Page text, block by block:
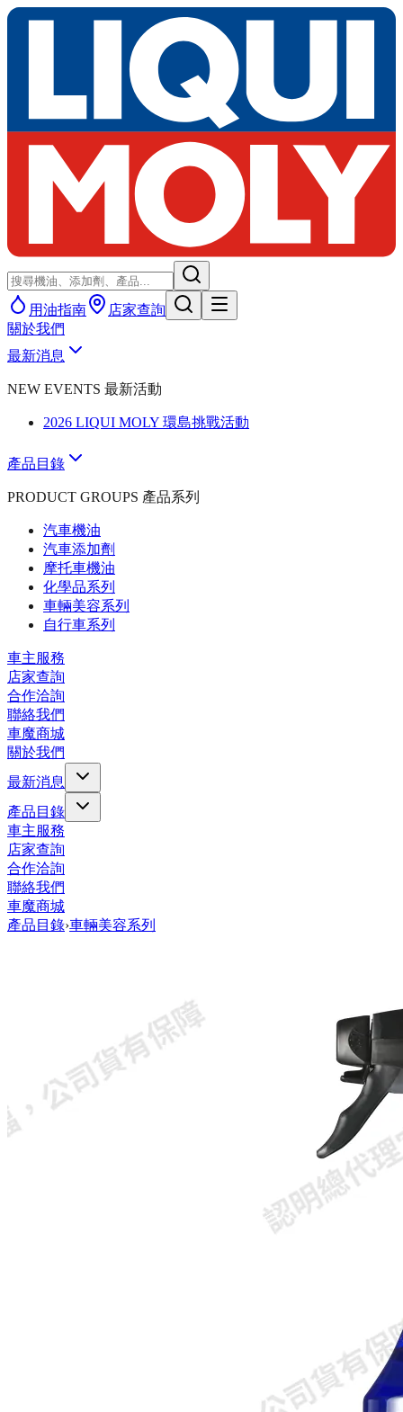
用油指南
店家查詢
關於我們
最新消息
NEW EVENTS 最新活動
2026 LIQUI MOLY 環島挑戰活動
產品目錄
PRODUCT GROUPS 產品系列
汽車機油
汽車添加劑
摩托車機油
化學品系列
車輛美容系列
自行車系列
車主服務
店家查詢
合作洽詢
聯絡我們
車魔商城
關於我們
最新消息
產品目錄
車主服務
店家查詢
合作洽詢
聯絡我們
車魔商城
產品目錄›車輛美容系列